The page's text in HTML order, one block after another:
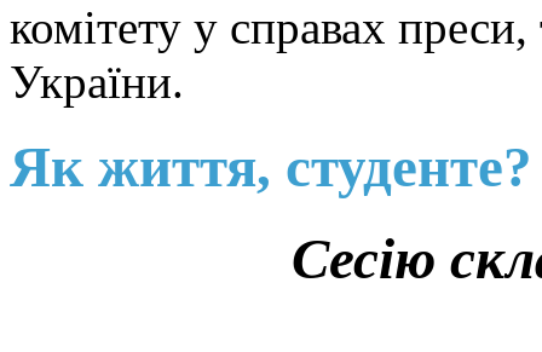
комітету у справах
України.
Як життя, студенте?
Сесію